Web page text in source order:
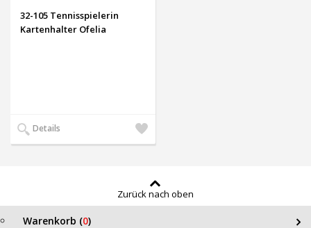
32-105 Tennisspielerin
Kartenhalter Ofelia
Details
Auf
den
Zurück nach oben
Warenkorb (0)